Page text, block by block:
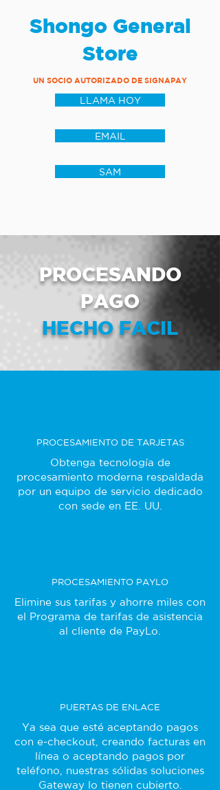
Shongo General
Store
UN SOCIO AUTORIZADO DE SIGNAPAY
LLAMA HOY
EMAIL
SAM
PROCESANDO
PAGO
HECHO FACIL
PROCESAMIENTO DE TARJETAS
Obtenga tecnología de
procesamiento moderna respaldada
por un equipo de servicio dedicado
con sede en EE. UU.
PROCESAMIENTO PAYLO
Elimine sus tarifas y ahorre miles con
el Programa de tarifas de asistencia
al cliente de PayLo.
PUERTAS DE ENLACE
Ya sea que esté aceptando pagos
con e-checkout, creando facturas en
línea o aceptando pagos por
teléfono, nuestras sólidas soluciones
Gateway lo tienen cubierto.